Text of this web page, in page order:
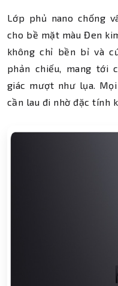
Lớp phủ nano chống
cho bề mặt màu Đen
không chỉ bền bỉ và
phản chiếu, mang tới
giác mượt như lụa.
cần lau đi nhờ đặc tính